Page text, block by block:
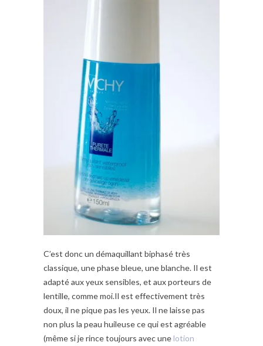
C’est donc un démaquillant biphasé très
classique, une phase bleue, une blanche. Il est
adapté aux yeux sensibles, et aux porteurs de
lentille, comme moi.Il est effectivement très
doux, il ne pique pas les yeux. Il ne laisse pas
non plus la peau huileuse ce qui est agréable
(même si je rince toujours avec une lotion